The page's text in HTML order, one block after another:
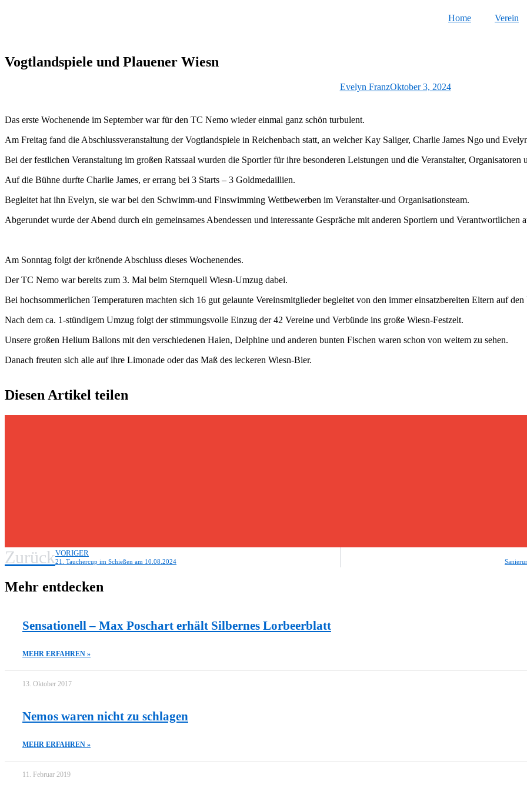
Home Verein
Vogtlandspiele und Plauener Wiesn
Evelyn FranzOktober 3, 2024
Das erste Wochenende im September war für den TC Nemo wieder einmal ganz schön turbulent.
Am Freitag fand die Abschlussveranstaltung der Vogtlandspiele in Reichenbach statt, an welcher Kay Saliger, Charlie James Ngo und
Bei der festlichen Veranstaltung im großen Ratssaal wurden die Sportler für ihre besonderen Leistungen und die Veranstalter, Organisatoren
Auf die Bühne durfte Charlie James, er errang bei 3 Starts – 3 Goldmedaillien.
Begleitet hat ihn Evelyn, sie war bei den Schwimm-und Finswimming Wettbewerben im Veranstalter-und Organisationsteam.
Abgerundet wurde der Abend durch ein gemeinsames Abendessen und interessante Gespräche mit anderen Sportlern und Verantwortlichen
Am Sonntag folgt der krönende Abschluss dieses Wochenendes.
Der TC Nemo war bereits zum 3. Mal beim Sternquell Wiesn-Umzug dabei.
Bei hochsommerlichen Temperaturen machten sich 16 gut gelaunte Vereinsmitglieder begleitet von den immer einsatzbereiten Eltern auf den
Nach dem ca. 1-stündigem Umzug folgt der stimmungsvolle Einzug der 42 Vereine und Verbünde ins große Wiesn-Festzelt.
Unsere großen Helium Ballons mit den verschiedenen Haien, Delphine und anderen bunten Fischen waren schon von weitem zu sehen.
Danach freuten sich alle auf ihre Limonade oder das Maß des leckeren Wiesn-Bier.
Diesen Artikel teilen
ZurückVORIGER
21. Tauchercup im Schießen am 10.08.2024
Mehr entdecken
Sensationell – Max Poschart erhält Silbernes Lorbeerblatt
MEHR ERFAHREN »
13. Oktober 2017
Nemos waren nicht zu schlagen
MEHR ERFAHREN »
11. Februar 2019